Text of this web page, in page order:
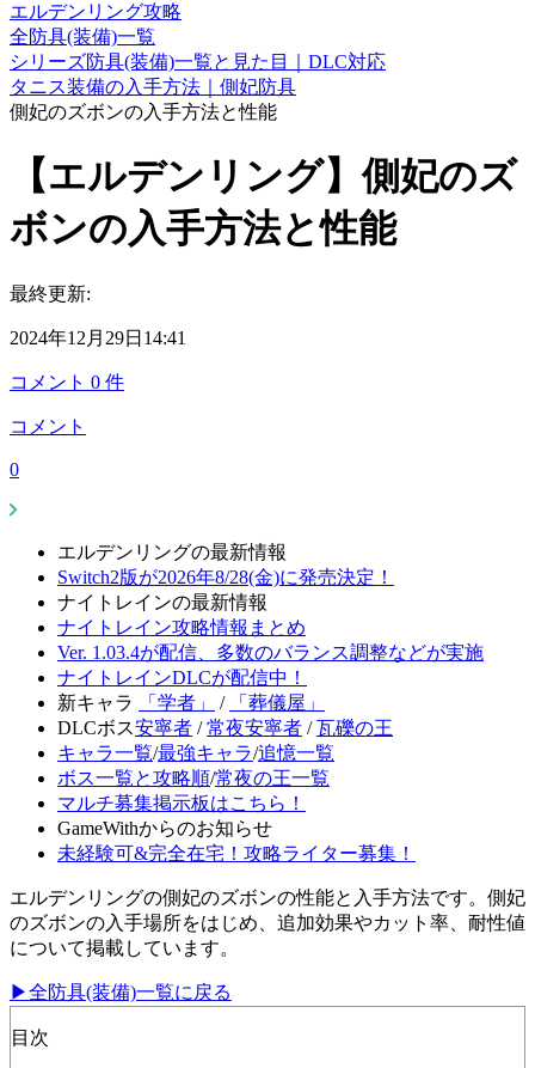
エルデンリング攻略
全防具(装備)一覧
シリーズ防具(装備)一覧と見た目｜DLC対応
タニス装備の入手方法｜側妃防具
側妃のズボンの入手方法と性能
【エルデンリング】側妃のズ
ボンの入手方法と性能
最終更新:
2024年12月29日14:41
コメント 0 件
コメント
0
エルデンリングの最新情報
Switch2版が2026年8/28(金)に発売決定！
ナイトレインの最新情報
ナイトレイン攻略情報まとめ
Ver. 1.03.4が配信、多数のバランス調整などが実施
ナイトレインDLCが配信中！
新キャラ
「学者」 /
「葬儀屋」
DLCボス安寧者 /常夜安寧者 /瓦礫の王
キャラ一覧/最強キャラ/追憶一覧
ボス一覧と攻略順/常夜の王一覧
マルチ募集掲示板はこちら！
GameWithからのお知らせ
未経験可&完全在宅！攻略ライター募集！
エルデンリングの側妃のズボンの性能と入手方法です。側妃
のズボンの入手場所をはじめ、追加効果やカット率、耐性値
について掲載しています。
▶全防具(装備)一覧に戻る
目次